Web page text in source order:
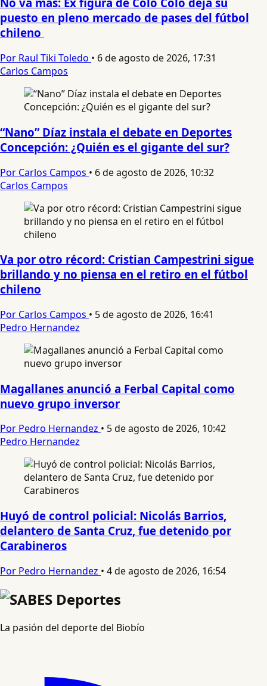
puesto en pleno mercado de pases del fútbol
chileno
Por Raul Tiki Toledo • 6 de agosto de 2026, 17:31
Carlos Campos
“Nano” Díaz instala el debate en Deportes
Concepción: ¿Quién es el gigante del sur?
Por Carlos Campos • 6 de agosto de 2026, 10:32
Carlos Campos
Va por otro récord: Cristian Campestrini sigue
brillando y no piensa en el retiro en el fútbol
chileno
Por Carlos Campos • 5 de agosto de 2026, 16:41
Pedro Hernandez
Magallanes anunció a Ferbal Capital como
nuevo grupo inversor
Por Pedro Hernandez • 5 de agosto de 2026, 10:42
Pedro Hernandez
Huyó de control policial: Nicolás Barrios,
delantero de Santa Cruz, fue detenido por
Carabineros
Por Pedro Hernandez • 4 de agosto de 2026, 16:54
La pasión del deporte del Biobío